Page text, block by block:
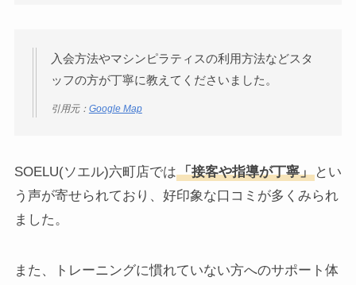
入会方法やマシンピラティスの利用方法などスタ
ッフの方が丁寧に教えてくださいました。
引用元： Google Map
SOELU(ソエル)六町店では「接客や指導が丁寧」とい
う声が寄せられており、好印象な口コミが多くみられ
ました。
また、トレーニングに慣れていない方へのサポート体